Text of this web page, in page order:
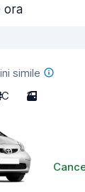
ora
simile
3